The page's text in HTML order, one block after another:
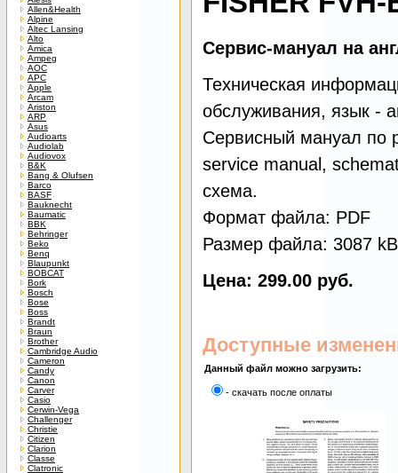
Allen&Health
Alpine
Altec Lansing
Alto
Amica
Ampeg
AOC
APC
Apple
Arcam
Ariston
ARP
Asus
Audioarts
Audiolab
Audiovox
B&K
Bang & Olufsen
Barco
BASF
Bauknecht
Baumatic
BBK
Behringer
Beko
Benq
Blaupunkt
BOBCAT
Bork
Bosch
Bose
Boss
Brandt
Braun
Brother
Cambridge Audio
Cameron
Candy
Canon
Carver
Casio
Cerwin-Vega
Challenger
Christie
Citizen
Clarion
Classe
Clatronic
Сервис-мануал на
Техническая
обслуживания, язык -
Сервисный мануал по
service manual,
схема.
Формат файла: PDF
Размер файла: 3087 kB
Цена: 299.00 руб.
Доступные
Данный файл можно загрузить:
- скачать после оплаты